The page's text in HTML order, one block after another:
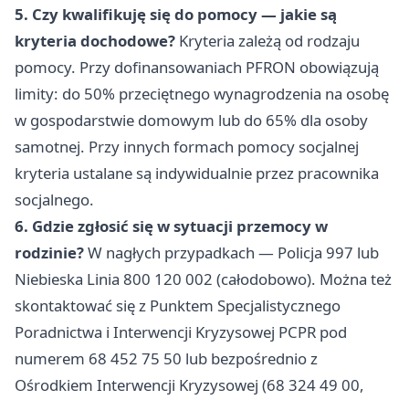
5. Czy kwalifikuję się do pomocy — jakie są
kryteria dochodowe? Kryteria zależą od rodzaju
pomocy. Przy dofinansowaniach PFRON obowiązują
limity: do 50% przeciętnego wynagrodzenia na osobę
w gospodarstwie domowym lub do 65% dla osoby
samotnej. Przy innych formach pomocy socjalnej
kryteria ustalane są indywidualnie przez pracownika
socjalnego.
6. Gdzie zgłosić się w sytuacji przemocy w
rodzinie?W nagłych przypadkach — Policja 997 lub
Niebieska Linia 800 120 002 (całodobowo). Można też
skontaktować się z Punktem Specjalistycznego
Poradnictwa i Interwencji Kryzysowej PCPR pod
numerem 68 452 75 50 lub bezpośrednio z
Ośrodkiem Interwencji Kryzysowej (68 324 49 00,